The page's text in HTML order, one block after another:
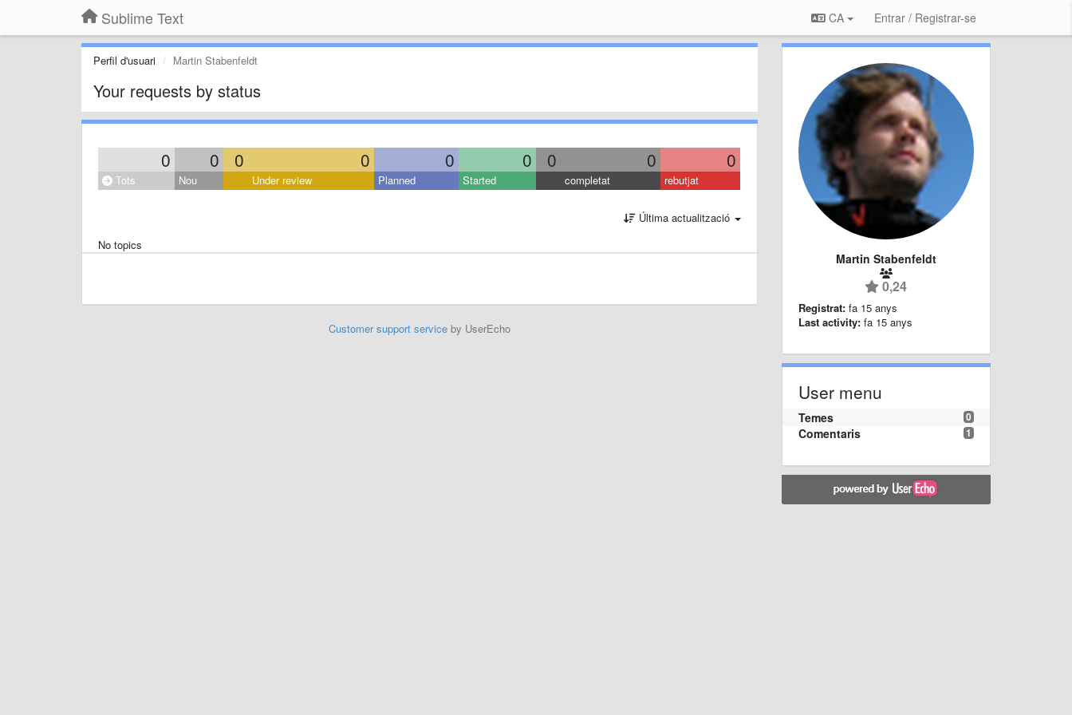
Sublime Text CA Entrar / Registrar-se
Perfil d'usuari Martin Stabenfeldt
Your requests by status
0 0 0 0 0 0 0 0 0
Tots Nou Under review Planned Started completat rebutjat
Última actualització
No topics
Customer support serviceby UserEcho
Martin Stabenfeldt
0,24
Registrat: fa 15 anys
Last activity: fa 15 anys
User menu
0
Temes
1
Comentaris